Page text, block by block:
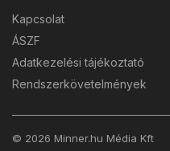
Kapcsolat
ÁSZF
Adatkezelési tájékoztató
Rendszerkövetelmények
© 2026 Minner.hu Média Kft